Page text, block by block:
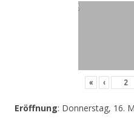
« ‹
Eröffnung: Donnerstag, 16.